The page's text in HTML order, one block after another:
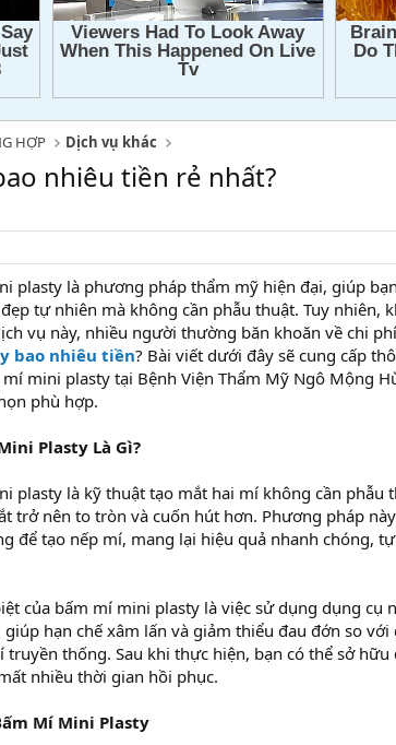
HỢP Dịch vụ khác
nhiêu tiền rẻ nhất?
plasty là phương pháp thẩm mỹ hiện đại, giúp
tự nhiên mà không cần phẫu thuật. Tuy nhiên,
vụ này, nhiều người thường băn khoăn về chi
bao nhiêu tiền? Bài viết dưới đây sẽ cung cấp
mini plasty tại Bệnh Viện Thẩm Mỹ Ngô Mộng
phù hợp.
Plasty Là Gì?
plasty là kỹ thuật tạo mắt hai mí không cần phẫu
trở nên to tròn và cuốn hút hơn. Phương pháp
để tạo nếp mí, mang lại hiệu quả nhanh chóng,
của bấm mí mini plasty là việc sử dụng dụng cụ
giúp hạn chế xâm lấn và giảm thiểu đau đớn so với
truyền thống. Sau khi thực hiện, bạn có thể sở
nhiều thời gian hồi phục.
Mí Mini Plasty